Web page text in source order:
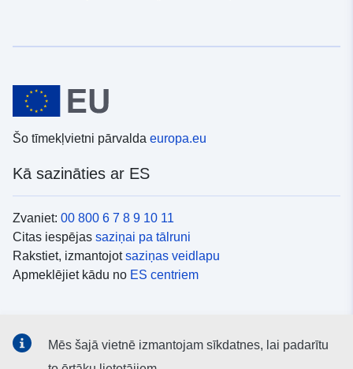
Šo tīmekļvietni pārvalda europa.eu
Kā sazināties ar ES
Zvaniet: 00 800 6 7 8 9 10 11
Citas iespējas saziņai pa tālruni
Rakstiet, izmantojotsaziņas veidlapu
Apmeklējiet kādu no ES centriem
Mēs šajā vietnē izmantojam sīkdatnes, lai padarītu